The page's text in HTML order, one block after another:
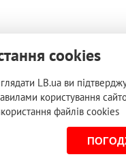
cookies
LB.ua ви
користування
файлів cookies